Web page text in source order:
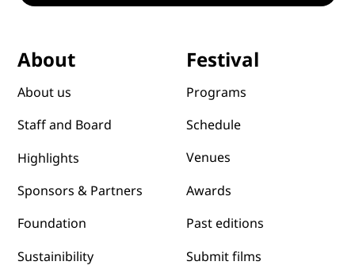
About
About us
Staff and Board
Highlights
Sponsors & Partners
Foundation
Sustainibility
Festival
Programs
Schedule
Venues
Awards
Past editions
Submit films